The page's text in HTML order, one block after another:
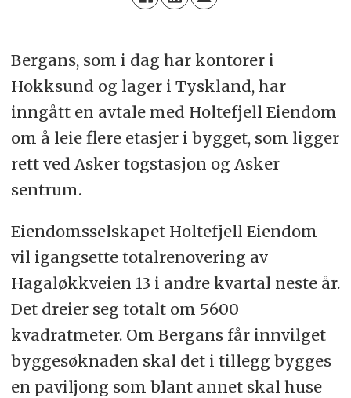
Bergans, som i dag har kontorer i
Hokksund og lager i Tyskland, har
inngått en avtale med Holtefjell Eiendom
om å leie flere etasjer i bygget, som ligger
rett ved Asker togstasjon og Asker
sentrum.
Eiendomsselskapet Holtefjell Eiendom
vil igangsette totalrenovering av
Hagaløkkveien 13 i andre kvartal neste år.
Det dreier seg totalt om 5600
kvadratmeter. Om Bergans får innvilget
byggesøknaden skal det i tillegg bygges
en paviljong som blant annet skal huse